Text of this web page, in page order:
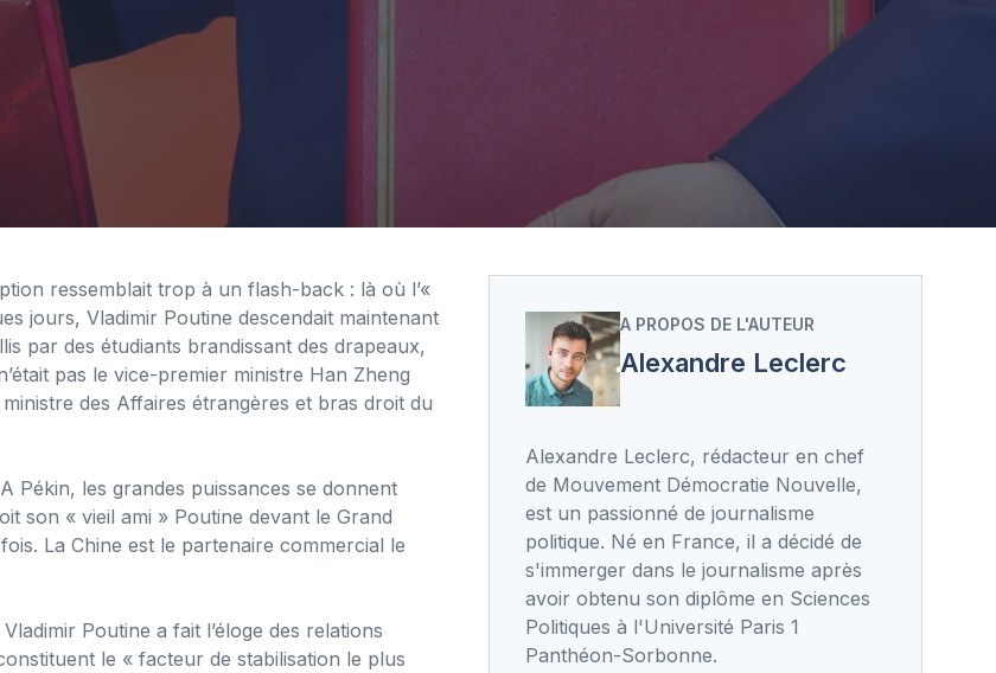
ressemblait trop à un flash-back : là où l’«
jours, Vladimir Poutine descendait maintenant
par des étudiants brandissant des drapeaux,
pas le vice-premier ministre Han Zheng
des Affaires étrangères et bras droit du
Pékin, les grandes puissances se donnent
son « vieil ami » Poutine devant le Grand
La Chine est le partenaire commercial le
Poutine a fait l’éloge des relations
le « facteur de stabilisation le plus
A PROPOS DE L'AUTEUR
Alexandre Leclerc
Alexandre Leclerc, rédacteur en chef
de Mouvement Démocratie Nouvelle,
est un passionné de journalisme
politique. Né en France, il a décidé de
s'immerger dans le journalisme après
avoir obtenu son diplôme en Sciences
Politiques à l'Université Paris 1
Panthéon-Sorbonne.